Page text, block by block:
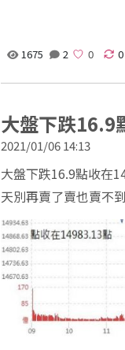
1675 2 0
大盤下跌16.9
2021/01/06 14:13
大盤下跌16.9點收在
天別再賣了賣也賣不